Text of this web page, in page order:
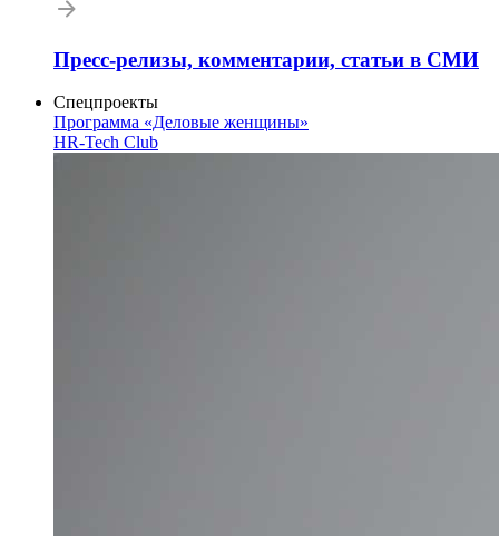
Пресс-релизы, комментарии, статьи в СМИ
Спецпроекты
Программа «Деловые женщины»
HR-Tech Club